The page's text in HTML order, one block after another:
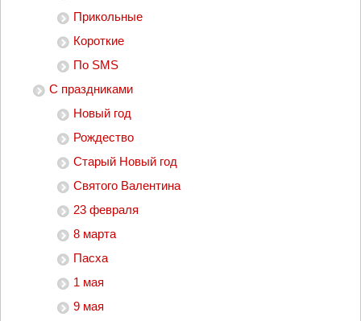
Прикольные
Короткие
По SMS
С праздниками
Новый год
Рождество
Старый Новый год
Святого Валентина
23 февраля
8 марта
Пасха
1 мая
9 мая